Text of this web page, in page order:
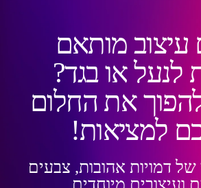
עיצוב מותאם
לנעל או בגד?
להפוך את החלום
למציאות!
של דמויות אהובות, צבעים